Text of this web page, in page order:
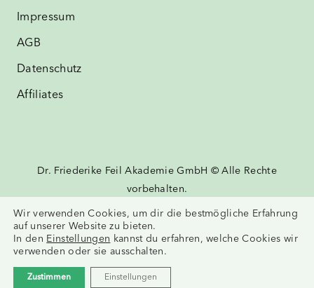
Impressum
AGB
Datenschutz
Affiliates
Dr. Friederike Feil Akademie GmbH © Alle Rechte
vorbehalten.
Wir verwenden Cookies, um dir die bestmögliche Erfahrung
auf unserer Website zu bieten.
In den Einstellungen kannst du erfahren, welche Cookies wir
verwenden oder sie ausschalten.
Zustimmen Einstellungen